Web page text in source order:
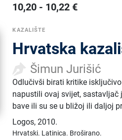
10,20 - 10,22 €
KAZALIŠTE
Hrvatska
Šimun Jurišić
Odlučivši birati kritike
napustili ovaj svijet,
bave ili su se u bližoj ili daljoj
Logos,2010.
Hrvatski. Latinica. Broširano.